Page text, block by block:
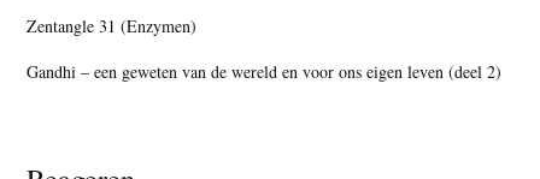
Zentangle 31 (Enzymen)
Gandhi – een geweten van de wereld en voor ons eigen leven (deel 2)